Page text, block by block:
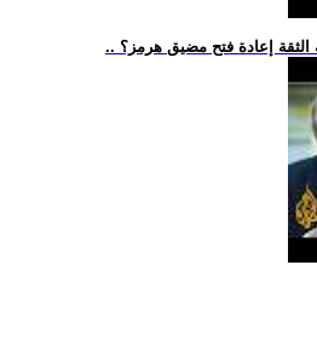
الثقة إعادة فتح مضيق هرمز؟